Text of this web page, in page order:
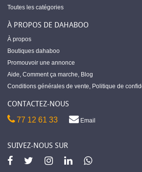
Toutes les catégories
À PROPOS DE DAHABOO
À propos
Boutiques dahaboo
Promouvoir une annonce
Aide, Comment ça marche, Blog
Conditions générales de vente, Politique de
CONTACTEZ-NOUS
77 12 61 33 Email
SUIVEZ-NOUS SUR